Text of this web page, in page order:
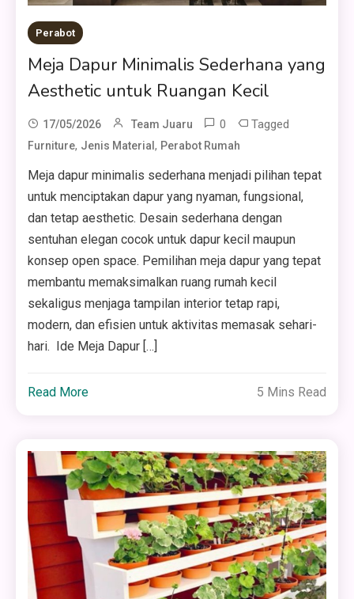
Perabot
Meja Dapur Minimalis Sederhana yang
Aesthetic untuk Ruangan Kecil
17/05/2026 Team Juaru 0 Tagged
Furniture, Jenis Material, Perabot Rumah
Meja dapur minimalis sederhana menjadi pilihan tepat
untuk menciptakan dapur yang nyaman, fungsional,
dan tetap aesthetic. Desain sederhana dengan
sentuhan elegan cocok untuk dapur kecil maupun
konsep open space. Pemilihan meja dapur yang tepat
membantu memaksimalkan ruang rumah kecil
sekaligus menjaga tampilan interior tetap rapi,
modern, dan efisien untuk aktivitas memasak sehari-
hari. Ide Meja Dapur […]
Read More 5 Mins Read